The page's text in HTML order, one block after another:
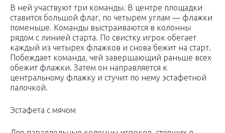
В ней участвуют три команды. В центре площадки
ставится большой флаг, по четырем углам — флажки
поменьше. Команды выстраиваются в колонны
рядом с линией старта. По свистку игрок обегает
каждый из четырех флажков и снова бежит на старт.
Побеждает команда, чей завершающий раньше всех
обежит флажки. Затем он направляется к
центральному флажку и стучит по нему эстафетной
палочкой.
Эстафета с мячом